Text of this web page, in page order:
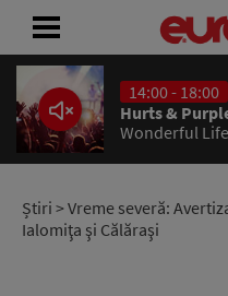
14:00 - 18:00
Hurts &
Wonderful
Știri > Vreme severă:
Ialomiţa şi Călăraşi
ACASĂ
ȘTIRI
RADIO